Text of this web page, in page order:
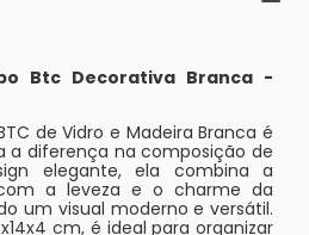
Btc Decorativa Branca -
de Vidro e Madeira Branca é
a diferença na composição de
elegante, ela combina a
a leveza e o charme da
um visual moderno e versátil.
cm, é ideal para organizar